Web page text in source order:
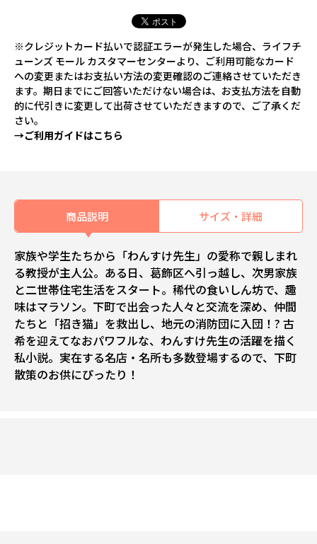
※クレジットカード払いで認証エラーが発生した場合、ライフチ
ューンズ モール カスタマーセンターより、ご利用可能なカード
への変更またはお支払い方法の変更確認のご連絡させていただき
ます。期日までにご回答いただけない場合は、お支払方法を自動
的に代引きに変更して出荷させていただきますので、ご了承くだ
さい。
→ご利用ガイドはこちら
商品説明 サイズ・詳細
家族や学生たちから「わんすけ先生」の愛称で親しまれ
る教授が主人公。ある日、葛飾区へ引っ越し、次男家族
と二世帯住宅生活をスタート。稀代の食いしん坊で、趣
味はマラソン。下町で出会った人々と交流を深め、仲間
たちと「招き猫」を救出し、地元の消防団に入団！? 古
希を迎えてなおパワフルな、わんすけ先生の活躍を描く
私小説。実在する名店・名所も多数登場するので、下町
散策のお供にぴったり！